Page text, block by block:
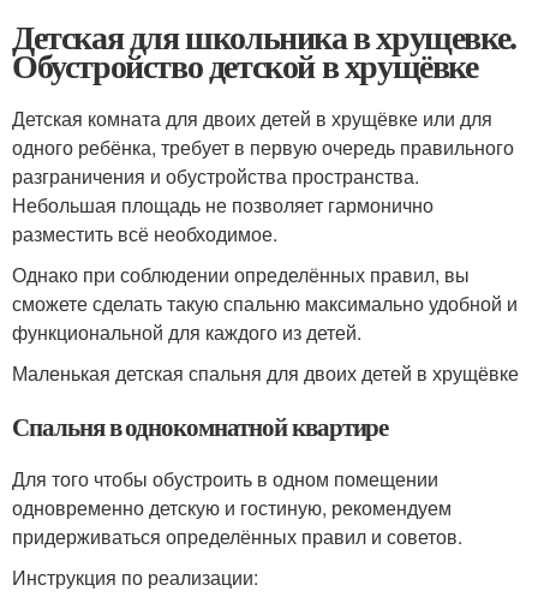
Детская для школьника в хрущевке.
Обустройство детской в хрущёвке
Детская комната для двоих детей в хрущёвке или для
одного ребёнка, требует в первую очередь правильного
разграничения и обустройства пространства.
Небольшая площадь не позволяет гармонично
разместить всё необходимое.
Однако при соблюдении определённых правил, вы
сможете сделать такую спальню максимально удобной и
функциональной для каждого из детей.
Маленькая детская спальня для двоих детей в хрущёвке
Спальня в однокомнатной квартире
Для того чтобы обустроить в одном помещении
одновременно детскую и гостиную, рекомендуем
придерживаться определённых правил и советов.
Инструкция по реализации: